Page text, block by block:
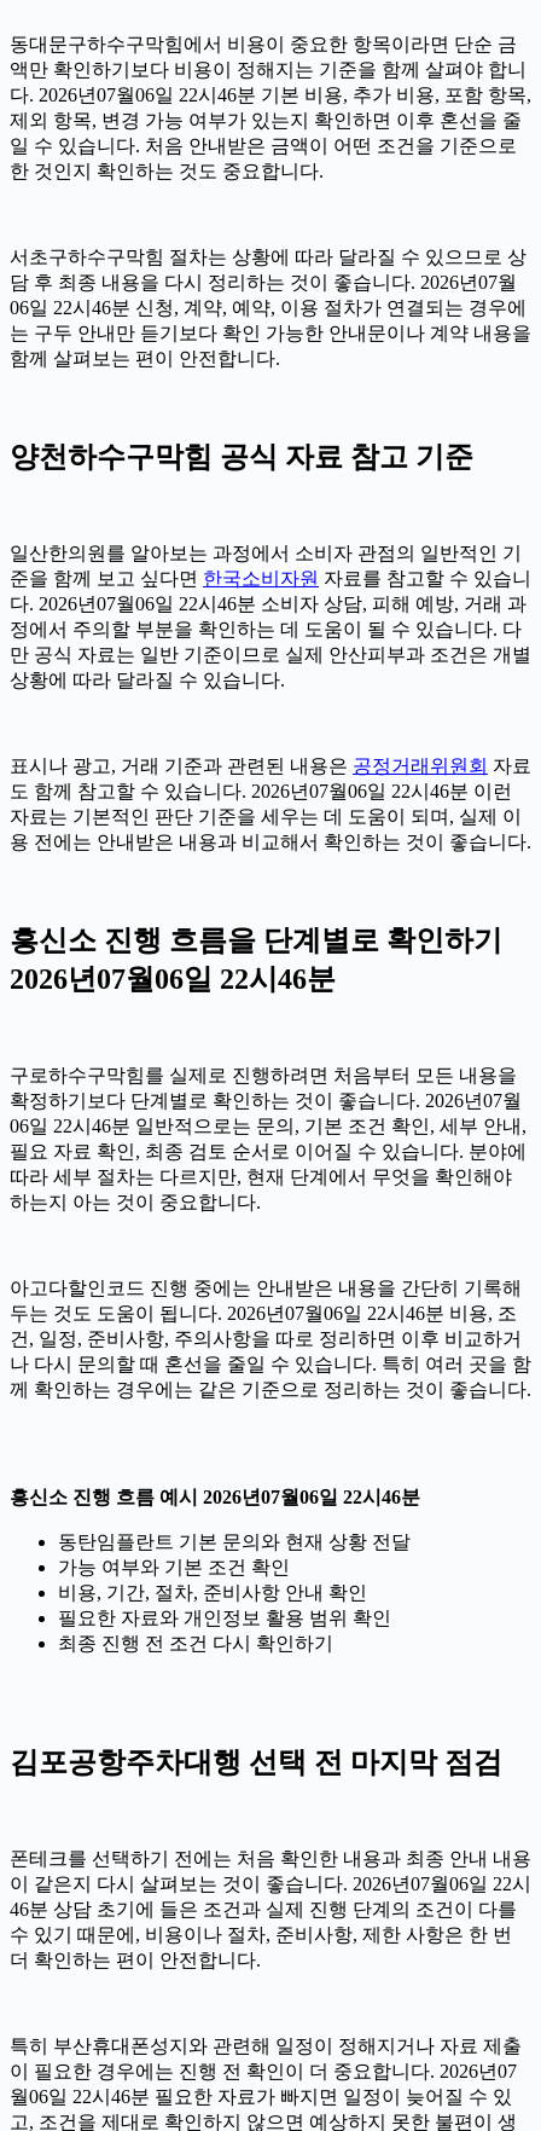
동대문구하수구막힘에서 비용이 중요한 항목이라면 단순 금
액만 확인하기보다 비용이 정해지는 기준을 함께 살펴야 합니
다. 2026년07월06일 22시46분 기본 비용, 추가 비용, 포함 항목,
제외 항목, 변경 가능 여부가 있는지 확인하면 이후 혼선을 줄
일 수 있습니다. 처음 안내받은 금액이 어떤 조건을 기준으로
한 것인지 확인하는 것도 중요합니다.
서초구하수구막힘 절차는 상황에 따라 달라질 수 있으므로 상
담 후 최종 내용을 다시 정리하는 것이 좋습니다. 2026년07월
06일 22시46분 신청, 계약, 예약, 이용 절차가 연결되는 경우에
는 구두 안내만 듣기보다 확인 가능한 안내문이나 계약 내용을
함께 살펴보는 편이 안전합니다.
양천하수구막힘 공식 자료 참고 기준
일산한의원를 알아보는 과정에서 소비자 관점의 일반적인 기
준을 함께 보고 싶다면 한국소비자원 자료를 참고할 수 있습니
다. 2026년07월06일 22시46분 소비자 상담, 피해 예방, 거래 과
정에서 주의할 부분을 확인하는 데 도움이 될 수 있습니다. 다
만 공식 자료는 일반 기준이므로 실제 안산피부과 조건은 개별
상황에 따라 달라질 수 있습니다.
표시나 광고, 거래 기준과 관련된 내용은 공정거래위원회 자료
도 함께 참고할 수 있습니다. 2026년07월06일 22시46분 이런
자료는 기본적인 판단 기준을 세우는 데 도움이 되며, 실제 이
용 전에는 안내받은 내용과 비교해서 확인하는 것이 좋습니다.
흥신소 진행 흐름을 단계별로 확인하기
2026년07월06일 22시46분
구로하수구막힘를 실제로 진행하려면 처음부터 모든 내용을
확정하기보다 단계별로 확인하는 것이 좋습니다. 2026년07월
06일 22시46분 일반적으로는 문의, 기본 조건 확인, 세부 안내,
필요 자료 확인, 최종 검토 순서로 이어질 수 있습니다. 분야에
따라 세부 절차는 다르지만, 현재 단계에서 무엇을 확인해야
하는지 아는 것이 중요합니다.
아고다할인코드 진행 중에는 안내받은 내용을 간단히 기록해
두는 것도 도움이 됩니다. 2026년07월06일 22시46분 비용, 조
건, 일정, 준비사항, 주의사항을 따로 정리하면 이후 비교하거
나 다시 문의할 때 혼선을 줄일 수 있습니다. 특히 여러 곳을 함
께 확인하는 경우에는 같은 기준으로 정리하는 것이 좋습니다.
흥신소 진행 흐름 예시 2026년07월06일 22시46분
동탄임플란트 기본 문의와 현재 상황 전달
가능 여부와 기본 조건 확인
비용, 기간, 절차, 준비사항 안내 확인
필요한 자료와 개인정보 활용 범위 확인
최종 진행 전 조건 다시 확인하기
김포공항주차대행 선택 전 마지막 점검
폰테크를 선택하기 전에는 처음 확인한 내용과 최종 안내 내용
이 같은지 다시 살펴보는 것이 좋습니다. 2026년07월06일 22시
46분 상담 초기에 들은 조건과 실제 진행 단계의 조건이 다를
수 있기 때문에, 비용이나 절차, 준비사항, 제한 사항은 한 번
더 확인하는 편이 안전합니다.
특히 부산휴대폰성지와 관련해 일정이 정해지거나 자료 제출
이 필요한 경우에는 진행 전 확인이 더 중요합니다. 2026년07
월06일 22시46분 필요한 자료가 빠지면 일정이 늦어질 수 있
고, 조건을 제대로 확인하지 않으면 예상하지 못한 불편이 생